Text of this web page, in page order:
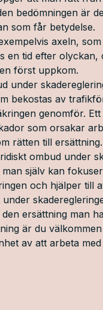
bedömningen är
som får betydelse.
axeln,
tid efter olyckan,
först uppkom.
under
bekostas av
genomför.
som orsakar
rätten till
ombud under
själv kan
och hjälper till
ersättning man
är du
av att arbeta